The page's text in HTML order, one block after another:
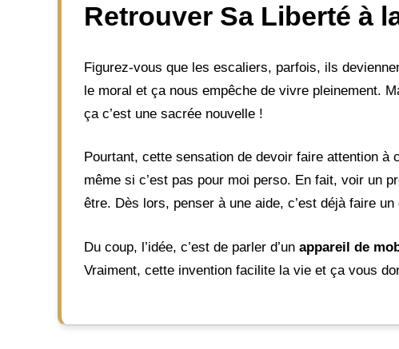
Retrouver Sa Liberté à
Figurez-vous que les escaliers, parfois, ils
le moral et ça nous empêche de vivre pleinement.
ça c’est une sacrée nouvelle !
Pourtant, cette sensation de devoir faire attention à
même si c’est pas pour moi perso. En fait, voir un
être. Dès lors, penser à une aide, c’est déjà faire
Du coup, l’idée, c’est de parler d’un appareil de
Vraiment, cette invention facilite la vie et ça vous